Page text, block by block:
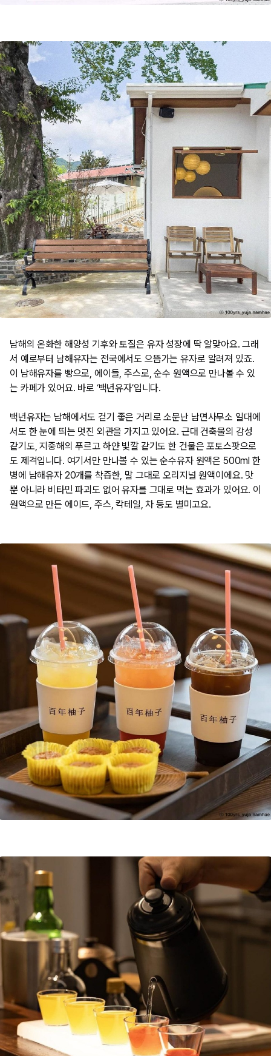
남해의 온화한 해양성 기후와 토질은 유자 성장에 딱 알맞아요. 그래
서 예로부터 남해유자는 전국에서도 으뜸가는 유자로 알려져 있죠.
이 남해유자를 빵으로, 에이들, 주스로, 순수 원액으로 만나볼 수 있
는 카페가 있어요. 바로 ‘백년유자’입니다.
백년유자는 남해에서도 걷기 좋은 거리로 소문난 남면사무소 일대에
서도 한 눈에 띄는 멋진 외관을 가지고 있어요. 근대 건축물의 감성
같기도, 지중해의 푸르고 하얀 빛깔 같기도 한 건물은 포토스팟으로
도 제격입니다. 여기서만 만나볼 수 있는 순수유자 원액은 500ml 한
병에 남해유자 20개를 착즙한, 말 그대로 오리지널 원액이에요. 맛
뿐 아니라 비타민 파괴도 없어 유자를 그대로 먹는 효과가 있어요. 이
원액으로 만든 에이드, 주스, 칵테일, 차 등도 별미고요.